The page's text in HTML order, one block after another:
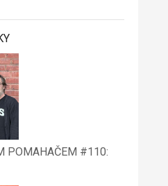
POMAHAČEM #110: